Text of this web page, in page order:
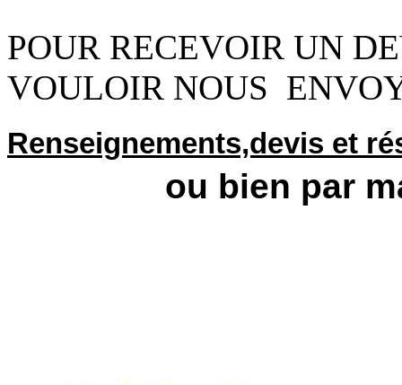
POUR RECEVOIR UN
VOULOIR NOUS
Renseignements,devis et
ou bien par